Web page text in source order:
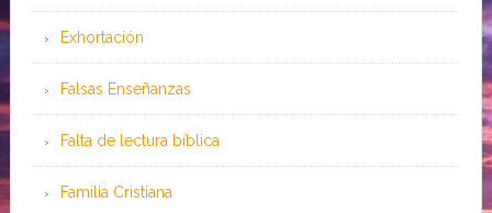
Exhortación
Falsas Enseñanzas
Falta de lectura bíblica
Familia Cristiana